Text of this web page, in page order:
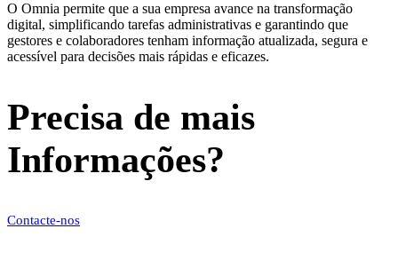
O Omnia permite que a sua empresa avance na transformação
digital, simplificando tarefas administrativas e garantindo que
gestores e colaboradores tenham informação atualizada, segura e
acessível para decisões mais rápidas e eficazes.
Precisa de mais
Informações?
Contacte-nos